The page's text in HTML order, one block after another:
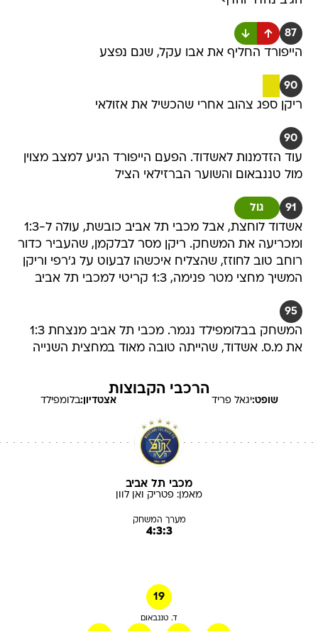
87
הייפורד החליף את אבו עקל, שגם נפצע
90
ריקן ספג צהוב אחרי שהכשיל את אזולאי
90
עוד הזדמנות לאשדוד. הפעם הייפורד הגיע למצב מצוין
מול טננבאום והשוער הברזילאי הציל
91 גול
אשדוד לוחצת, אבל מכבי תל אביב כובשת, עולה ל-1:3
ומכריעה את המשחק. ריקן מסר לבלקמן, שהעביר כדור
רוחב טוב לחוזז, שהצליח איכשהו לבעוט על ג'רפי וריקן
המשיך מחצי מטר פנימה, 1:3 קריטי למכבי תל אביב
95
המשחק בבלומפילד נגמר. מכבי תל אביב מנצחת 1:3
את מ.ס. אשדוד, שהייתה טובה מאוד במחצית השנייה
הרכבי הקבוצות
שופט:יגאל פריד אצטדיון:בלומפילד
מכבי תל אביב
מאמן: פטריק ואן לוון
מערך המשחק
4:3:3
19
ד. טננבאום